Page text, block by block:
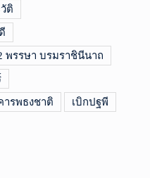
ติ
พรรษา บรมราชินีนาถ
ารพธงชาติ เบิกปฐพี